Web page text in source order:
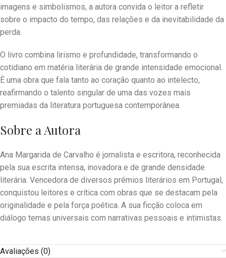
imagens e simbolismos, a autora convida o leitor a refletir
sobre o impacto do tempo, das relações e da inevitabilidade da
perda.
O livro combina lirismo e profundidade, transformando o
cotidiano em matéria literária de grande intensidade emocional.
É uma obra que fala tanto ao coração quanto ao intelecto,
reafirmando o talento singular de uma das vozes mais
premiadas da literatura portuguesa contemporânea.
Sobre a Autora
Ana Margarida de Carvalho é jornalista e escritora, reconhecida
pela sua escrita intensa, inovadora e de grande densidade
literária. Vencedora de diversos prémios literários em Portugal,
conquistou leitores e crítica com obras que se destacam pela
originalidade e pela força poética. A sua ficção coloca em
diálogo temas universais com narrativas pessoais e intimistas.
Avaliações (0)